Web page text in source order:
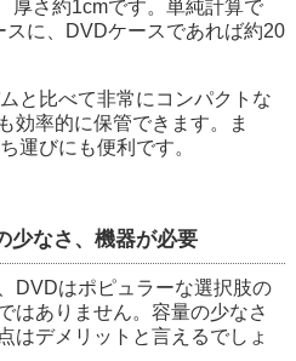
厚さ約1cmです。単純計算で
スに、DVDケースであれば約20
と比べて非常にコンパクトな
効率的に保管できます。ま
運びにも便利です。
少なさ、機器が必要
DVDはポピュラーな選択肢の
はありません。容量の少なさ
はデメリットと言えるでしょ